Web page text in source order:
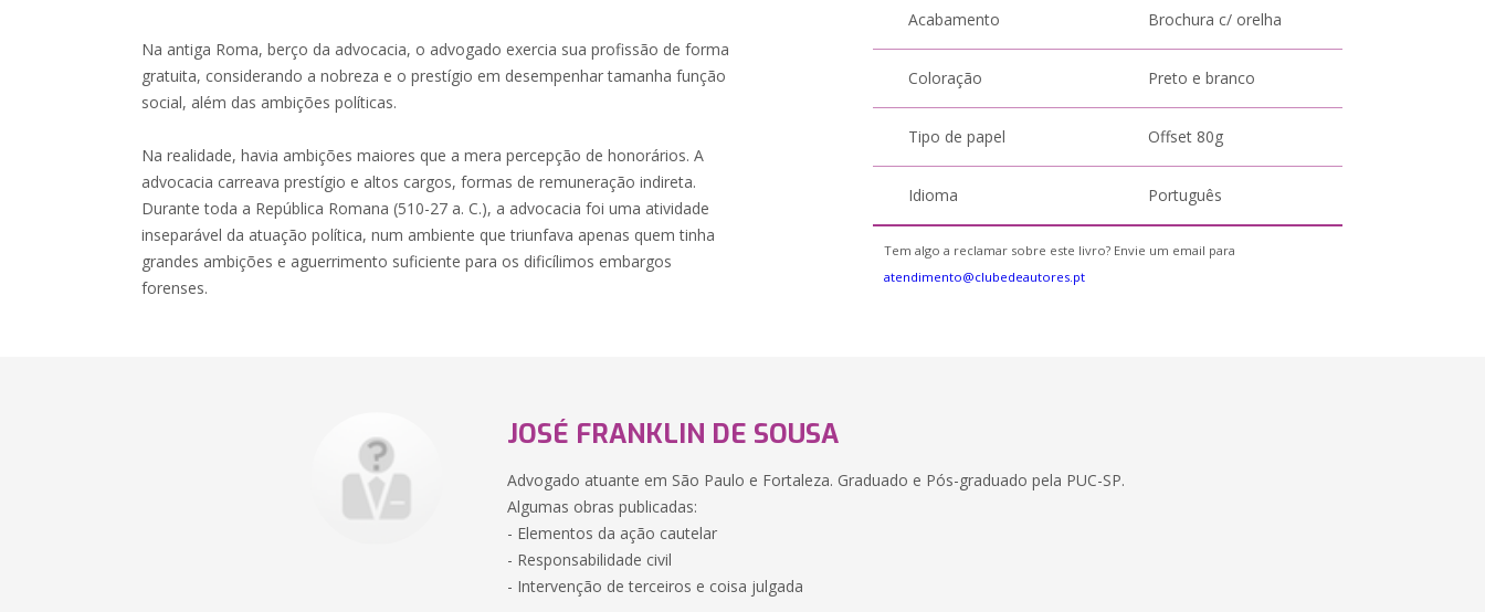
Na antiga Roma, berço da advocacia, o advogado exercia sua profissão de forma
gratuita, considerando a nobreza e o prestígio em desempenhar tamanha função
social, além das ambições políticas.
Na realidade, havia ambições maiores que a mera percepção de honorários. A
advocacia carreava prestígio e altos cargos, formas de remuneração indireta.
Durante toda a República Romana (510-27 a. C.), a advocacia foi uma atividade
inseparável da atuação política, num ambiente que triunfava apenas quem tinha
grandes ambições e aguerrimento suficiente para os dificílimos embargos
forenses.
Acabamento Brochura c/ orelha
Coloração Preto e branco
Tipo de papel Offset 80g
Idioma Português
Tem algo a reclamar sobre este livro? Envie um email para
atendimento@clubedeautores.pt
JOSÉ FRANKLIN DE SOUSA
Advogado atuante em São Paulo e Fortaleza. Graduado e Pós-graduado pela PUC-SP.
Algumas obras publicadas:
- Elementos da ação cautelar
- Responsabilidade civil
- Intervenção de terceiros e coisa julgada